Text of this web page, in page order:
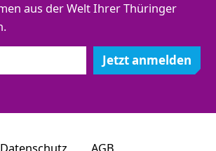
aus der Welt Ihrer Thüringer
Jetzt anmelden